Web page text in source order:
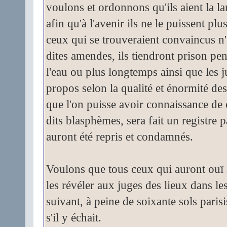
voulons et ordonnons qu'ils aient la
afin qu'à l'avenir ils ne le puissent
ceux qui se trouveraient convaincus
dites amendes, ils tiendront prison
l'eau ou plus longtemps ainsi que les
propos selon la qualité et énormité
que l'on puisse avoir connaissance
dits blasphèmes, sera fait un registre
auront été repris et condamnés.
Voulons que tous ceux qui auront ouï
les révéler aux juges des lieux dans
suivant, à peine de soixante sols
s'il y échait.